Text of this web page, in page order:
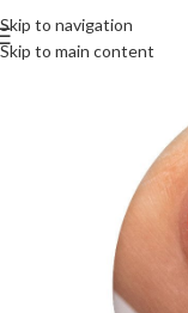
Skip to navigation
Skip to main content